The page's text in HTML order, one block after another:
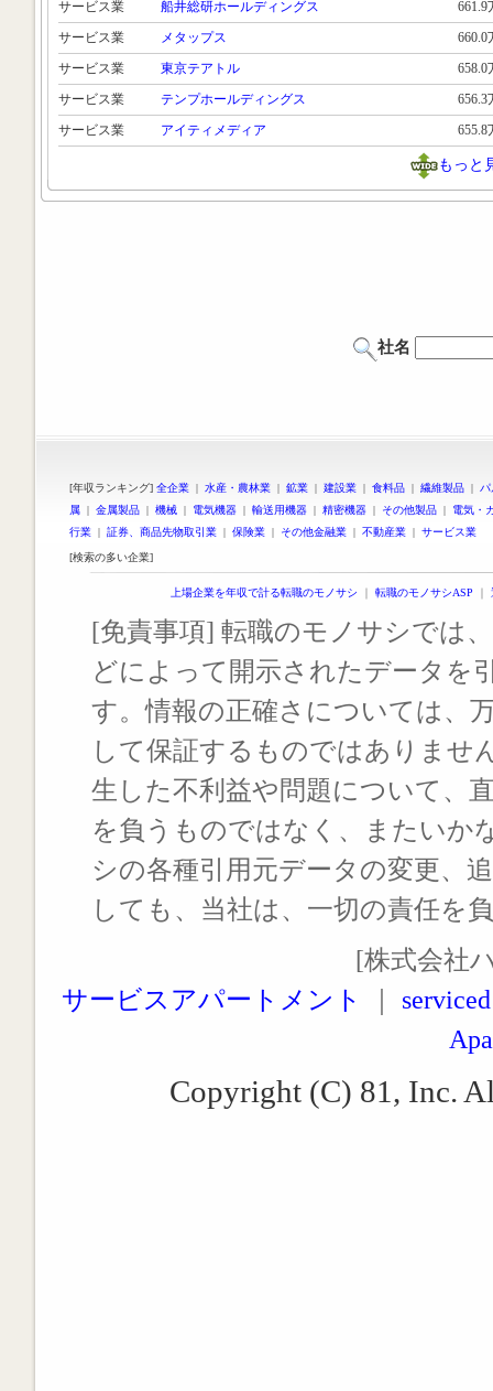
サービス業
船井総研ホールディングス
661.9
サービス業
メタップス
660.0
サービス業
東京テアトル
658.0
サービス業
テンプホールディングス
656.3
サービス業
アイティメディア 655.8
もっと
社名
[年収ランキング] 全企業 | 水産・農林業 | 鉱業 | 建設業 | 食料品 | 繊維製品 |
属 | 金属製品 | 機械 | 電気機器 | 輸送用機器 | 精密機器 | その他製品 | 電気・
行業 | 証券、商品先物取引業 | 保険業 | その他金融業 | 不動産業 | サービス業
[検索の多い企業]
上場企業を年収で計る転職のモノサシ ｜ 転職のモノサシASP ｜
[免責事項] 転職のモノサシでは
どによって開示されたデータを
す。情報の正確さについては、
して保証するものではありませ
生した不利益や問題について、
を負うものではなく、またいか
シの各種引用元データの変更、
しても、当社は、一切の責任を
[株式会社
サービスアパートメント
Copyright (C) 81, Inc.